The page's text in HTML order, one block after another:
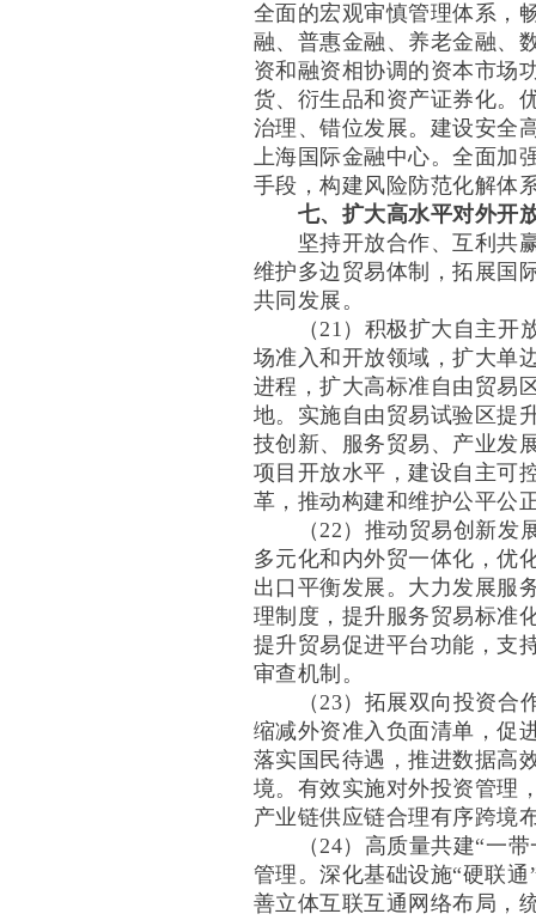
全面的宏观审慎管理体系，
融、普惠金融、养老金融、
资和融资相协调的资本市场
货、衍生品和资产证券化。
治理、错位发展。建设安全
上海国际金融中心。全面加
手段，构建风险防范化解体
七、扩大高水平对外开
坚持开放合作、互利共赢
维护多边贸易体制，拓展国
共同发展。
（21）积极扩大自主开放
场准入和开放领域，扩大单
进程，扩大高标准自由贸易
地。实施自由贸易试验区提
技创新、服务贸易、产业发
项目开放水平，建设自主可
革，推动构建和维护公平公
（22）推动贸易创新发展
多元化和内外贸一体化，优
出口平衡发展。大力发展服
理制度，提升服务贸易标准
提升贸易促进平台功能，支
审查机制。
（23）拓展双向投资合作
缩减外资准入负面清单，促
落实国民待遇，推进数据高
境。有效实施对外投资管理
产业链供应链合理有序跨境
（24）高质量共建“一带
管理。深化基础设施“硬联
善立体互联互通网络布局，